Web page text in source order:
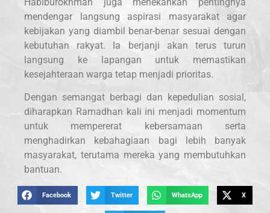
mendengar langsung aspirasi masyarakat agar
kebijakan yang diambil benar-benar sesuai dengan
kebutuhan rakyat. Ia berjanji akan terus turun
langsung ke lapangan untuk memastikan
kesejahteraan warga tetap menjadi prioritas.
Dengan semangat berbagi dan kepedulian sosial,
diharapkan Ramadhan kali ini menjadi momentum
untuk mempererat kebersamaan serta
menghadirkan kebahagiaan bagi lebih banyak
masyarakat, terutama mereka yang membutuhkan
bantuan.
Facebook Twitter WhatsApp X